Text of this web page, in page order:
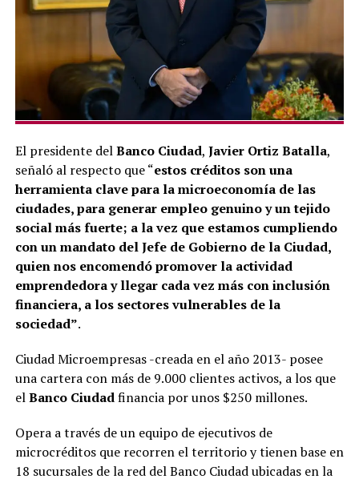
El presidente delBanco Ciudad, Javier Ortiz Batalla,
señaló al respecto que “estos créditos son una
herramienta clave para la microeconomía de las
ciudades, para generar empleo genuino y un tejido
social más fuerte; a la vez que estamos cumpliendo
con un mandato del Jefe de Gobierno de la Ciudad,
quien nos encomendó promover la actividad
emprendedora y llegar cada vez más con inclusión
financiera, a los sectores vulnerables de la
sociedad”.
Ciudad Microempresas -creada en el año 2013- posee
una cartera con más de 9.000 clientes activos, a los que
elBanco Ciudadfinancia por unos $250 millones.
Opera a través de un equipo de ejecutivos de
microcréditos que recorren el territorio y tienen base en
18 sucursales de la red del Banco Ciudad ubicadas en la